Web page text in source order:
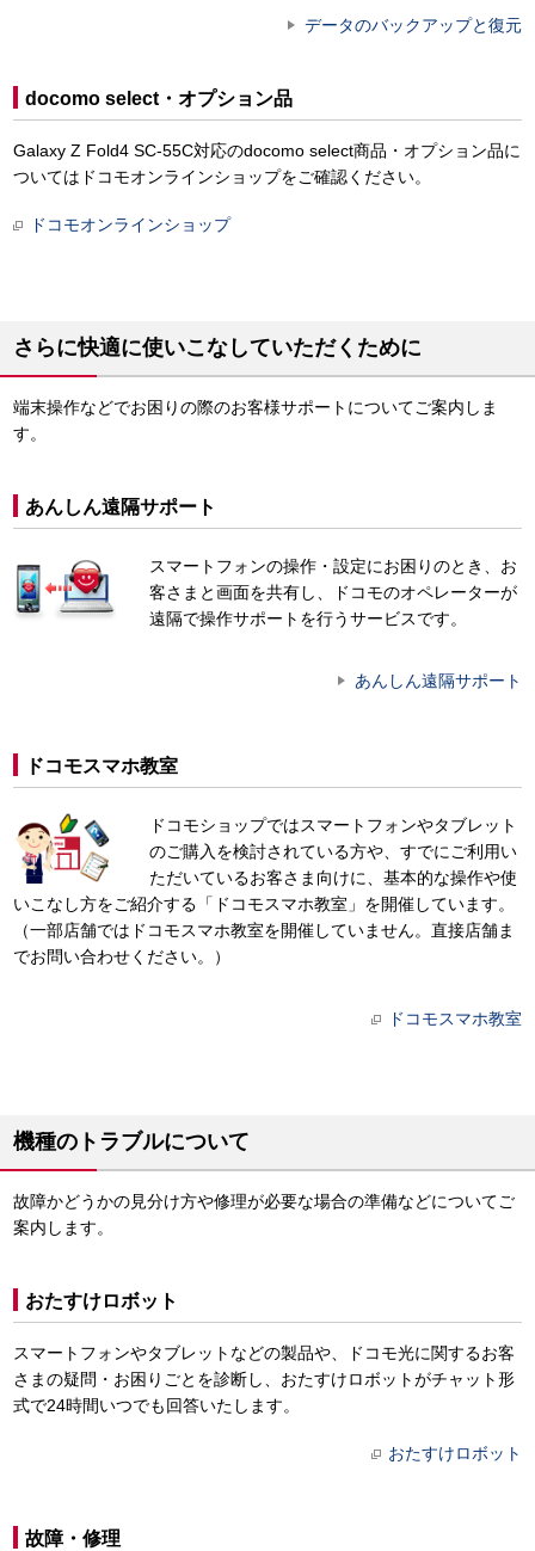
データのバックアップと復元
docomo select・オプション品
Galaxy Z Fold4 SC-55C対応のdocomo select商品・オプション品に
ついてはドコモオンラインショップをご確認ください。
ドコモオンラインショップ
さらに快適に使いこなしていただくために
端末操作などでお困りの際のお客様サポートについてご案内しま
す。
あんしん遠隔サポート
スマートフォンの操作・設定にお困りのとき、お
客さまと画面を共有し、ドコモのオペレーターが
遠隔で操作サポートを行うサービスです。
あんしん遠隔サポート
ドコモスマホ教室
ドコモショップではスマートフォンやタブレット
のご購入を検討されている方や、すでにご利用い
ただいているお客さま向けに、基本的な操作や使
いこなし方をご紹介する「ドコモスマホ教室」を開催しています。
（一部店舗ではドコモスマホ教室を開催していません。直接店舗ま
でお問い合わせください。）
ドコモスマホ教室
機種のトラブルについて
故障かどうかの見分け方や修理が必要な場合の準備などについてご
案内します。
おたすけロボット
スマートフォンやタブレットなどの製品や、ドコモ光に関するお客
さまの疑問・お困りごとを診断し、おたすけロボットがチャット形
式で24時間いつでも回答いたします。
おたすけロボット
故障・修理